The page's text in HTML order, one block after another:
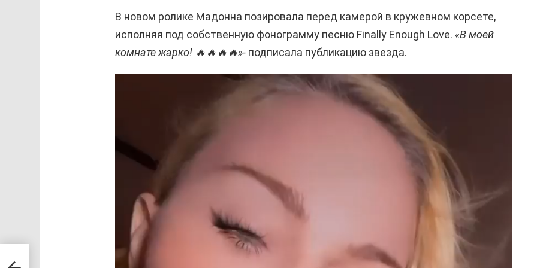
В новом ролике Мадонна позировала перед камерой в кружевном корсете,
исполняя под собственную фонограмму песню Finally Enough Love. «В моей
комнате жарко! 🔥🔥🔥🔥»- подписала публикацию звезда.
о